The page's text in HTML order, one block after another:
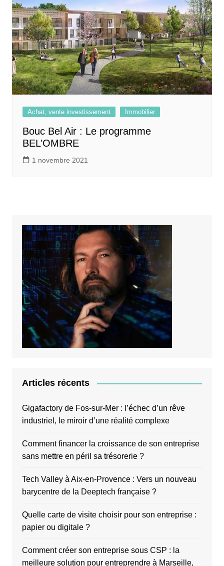
Achat, vente investissement Immobilier
Bouc Bel Air : Le programme
BEL’OMBRE
1 novembre 2021
Articles récents
Gigafactory de Fos-sur-Mer : l’échec d’un rêve
industriel, le miroir d’une réalité complexe
Comment financer la croissance de son entreprise
sans mettre en péril sa trésorerie ?
Tech Valley à Aix-en-Provence : Vers un nouveau
barycentre de la Deeptech française ?
Quelle carte de visite choisir pour son entreprise :
papier ou digitale ?
Comment créer son entreprise sous CSP : la
meilleure solution pour entreprendre à Marseille,